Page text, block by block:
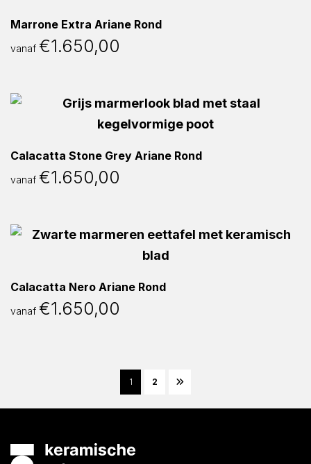
Marrone Extra Ariane Rond
vanaf €1.650,00
Calacatta Stone Grey Ariane Rond
vanaf €1.650,00
Calacatta Nero Ariane Rond
vanaf €1.650,00
1 2